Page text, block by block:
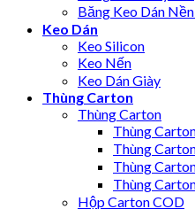
Băng Keo Dán
Keo Dán
Keo Silicon
Keo Nến
Keo Dán Giày
Thùng Carton
Thùng Carton
Thùng
Thùng
Thùng
Thùng
Hộp Carton COD